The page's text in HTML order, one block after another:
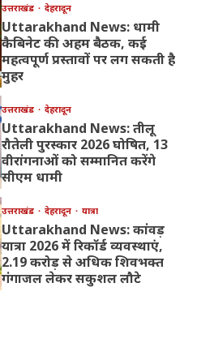
उत्तराखंड देहरादून
Uttarakhand News: धामी
कैबिनेट की अहम बैठक, कई
महत्वपूर्ण प्रस्तावों पर लग सकती है
मुहर
उत्तराखंड देहरादून
Uttarakhand News: तीलू
रौतेली पुरस्कार 2026 घोषित, 13
वीरांगनाओं को सम्मानित करेंगे
सीएम धामी
उत्तराखंड देहरादून यात्रा
Uttarakhand News: कांवड़
यात्रा 2026 में रिकॉर्ड व्यवस्थाएं,
2.19 करोड़ से अधिक शिवभक्त
गंगाजल लेकर सकुशल लौटे